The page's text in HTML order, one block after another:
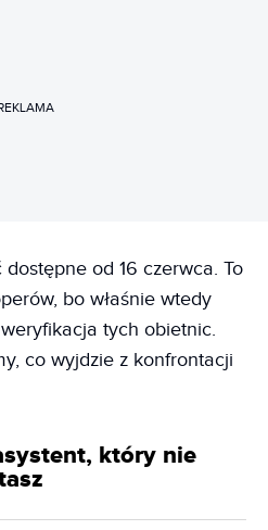
od 16 czerwca. To
bo właśnie wtedy
tych obietnic.
co wyjdzie z konfrontacji
który nie